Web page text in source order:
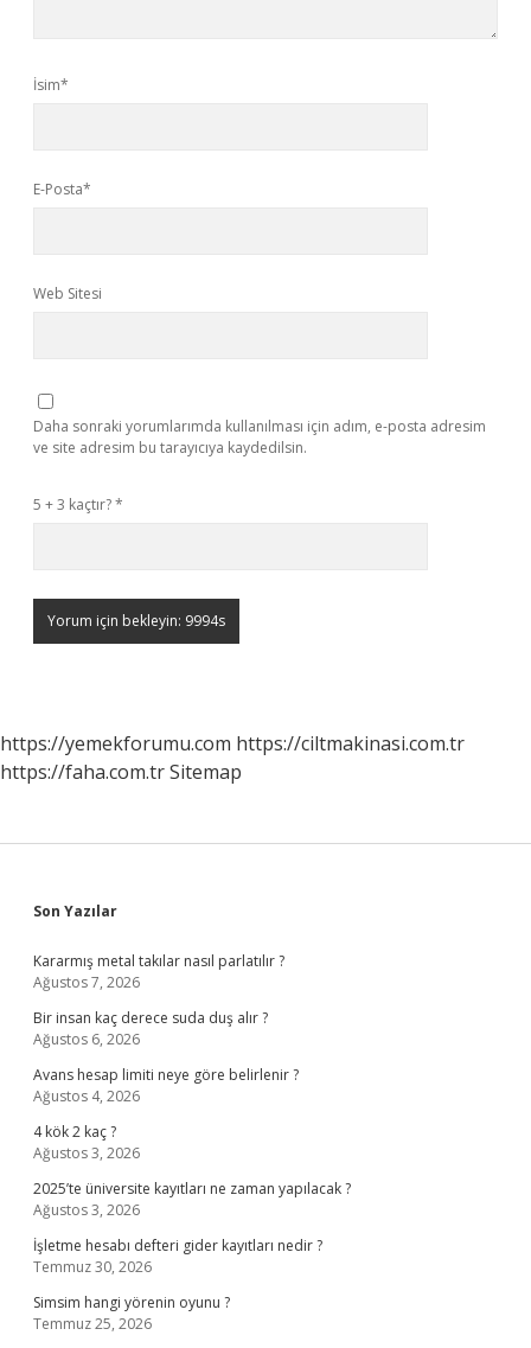
İsim*
E-Posta*
Web Sitesi
Daha sonraki yorumlarımda kullanılması için adım, e-posta adresim
ve site adresim bu tarayıcıya kaydedilsin.
5 + 3 kaçtır?*
https://yemekforumu.com https://ciltmakinasi.com.tr
https://faha.com.trSitemap
Sidebar
Son Yazılar
Kararmış metal takılar nasıl parlatılır ?
Ağustos 7, 2026
Bir insan kaç derece suda duş alır ?
Ağustos 6, 2026
Avans hesap limiti neye göre belirlenir ?
Ağustos 4, 2026
4 kök 2 kaç ?
Ağustos 3, 2026
2025’te üniversite kayıtları ne zaman yapılacak ?
Ağustos 3, 2026
İşletme hesabı defteri gider kayıtları nedir ?
Temmuz 30, 2026
Simsim hangi yörenin oyunu ?
Temmuz 25, 2026